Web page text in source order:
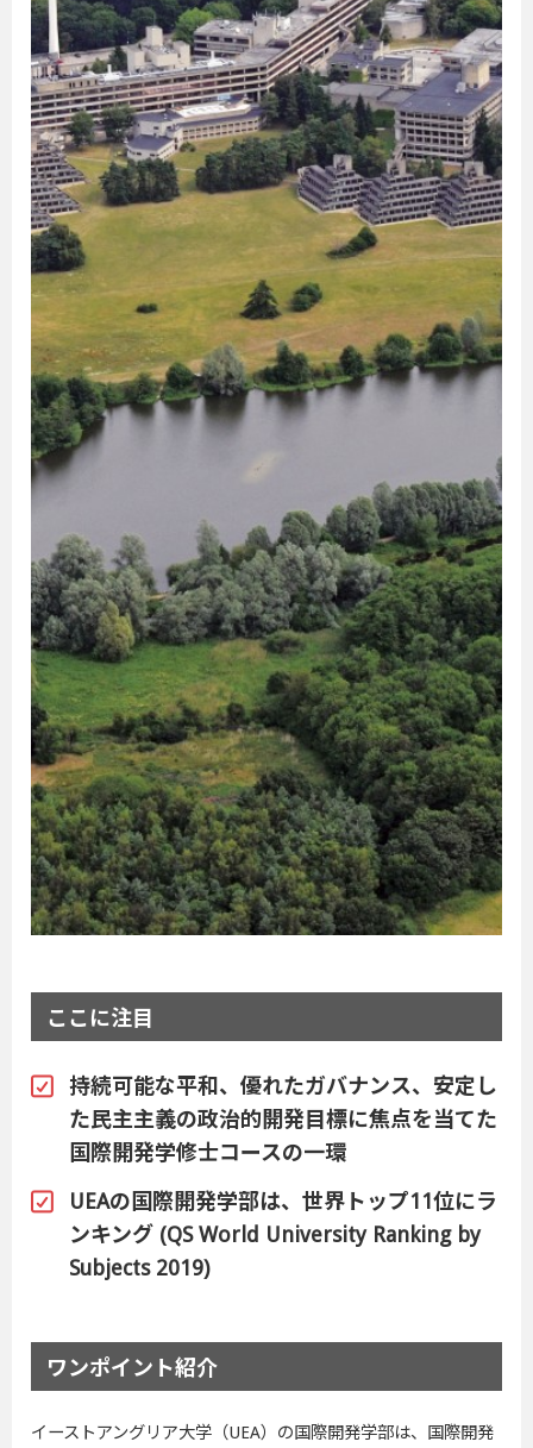
ここに注目
持続可能な平和、優れたガバナンス、安定し
た民主主義の政治的開発目標に焦点を当てた
国際開発学修士コースの一環
UEAの国際開発学部は、世界トップ11位にラ
ンキング (QS World University Ranking by
Subjects 2019)
ワンポイント紹介
イーストアングリア大学（UEA）の国際開発学部は、国際開発